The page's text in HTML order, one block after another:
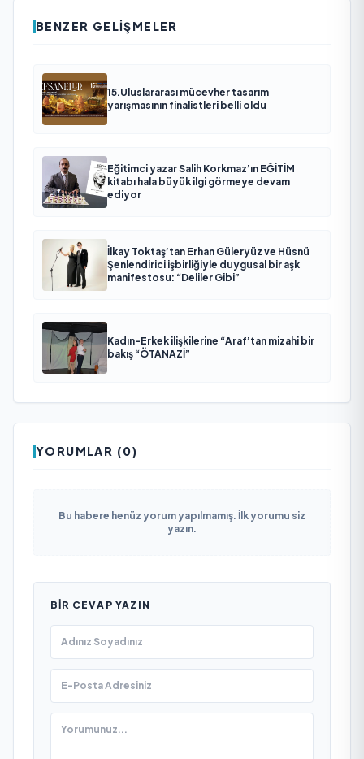
BENZER GELIŞMELER
15.Uluslararası mücevher tasarım
yarışmasının finalistleri belli oldu
Eğitimci yazar Salih Korkmaz’ın EĞİTİM
kitabı hala büyük ilgi görmeye devam
ediyor
İlkay Toktaş’tan Erhan Güleryüz ve Hüsnü
Şenlendirici işbirliğiyle duygusal bir aşk
manifestosu: “Deliler Gibi”
Kadın-Erkek ilişkilerine “Araf’tan mizahi bir
bakış “ÖTANAZİ”
YORUMLAR (0)
Bu habere henüz yorum yapılmamış. İlk yorumu siz
yazın.
BIR CEVAP YAZIN